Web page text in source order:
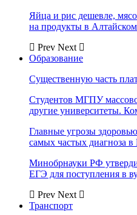
Яйца и рис дешевле,
на продукты в
Prev Next
Образование
Существенную часть
Студентов МГПУ
другие университеты.
Главные угрозы
самых частых диагноза в
Минобрнауки РФ
ЕГЭ для поступления в
Prev Next
Транспорт